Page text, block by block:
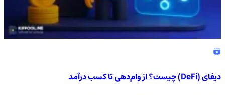
دیفای (DeFi) چیست؟ از وام‌دهی تا کسب درآمد